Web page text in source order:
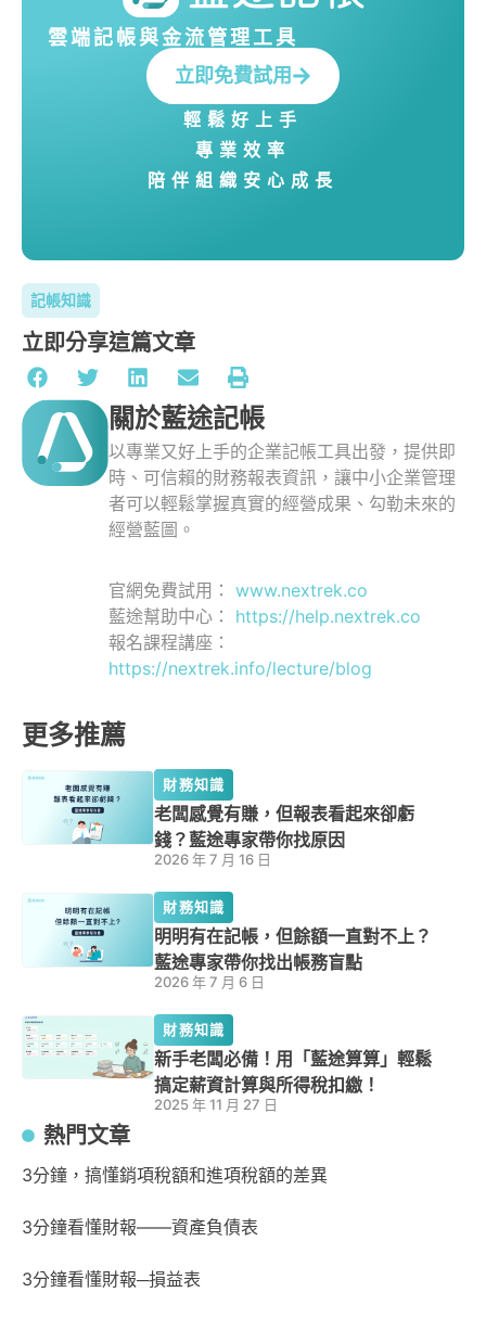
雲端記帳與金流管理工具
立即免費試用
輕鬆好上手
專業效率
陪伴組織安心成長
記帳知識
立即分享這篇文章
關於藍途記帳
以專業又好上手的企業記帳工具出發，提供即
時、可信賴的財務報表資訊，讓中小企業管理
者可以輕鬆掌握真實的經營成果、勾勒未來的
經營藍圖。
官網免費試用： www.nextrek.co
藍途幫助中心： https://help.nextrek.co
報名課程講座：
https://nextrek.info/lecture/blog
更多推薦
財務知識
老闆感覺有賺，但報表看起來卻虧
錢？藍途專家帶你找原因
2026 年 7 月 16 日
財務知識
明明有在記帳，但餘額一直對不上？
藍途專家帶你找出帳務盲點
2026 年 7 月 6 日
財務知識
新手老闆必備！用「藍途算算」輕鬆
搞定薪資計算與所得稅扣繳！
2025 年 11 月 27 日
熱門文章
3分鐘，搞懂銷項稅額和進項稅額的差異
3分鐘看懂財報——資產負債表
3分鐘看懂財報─損益表